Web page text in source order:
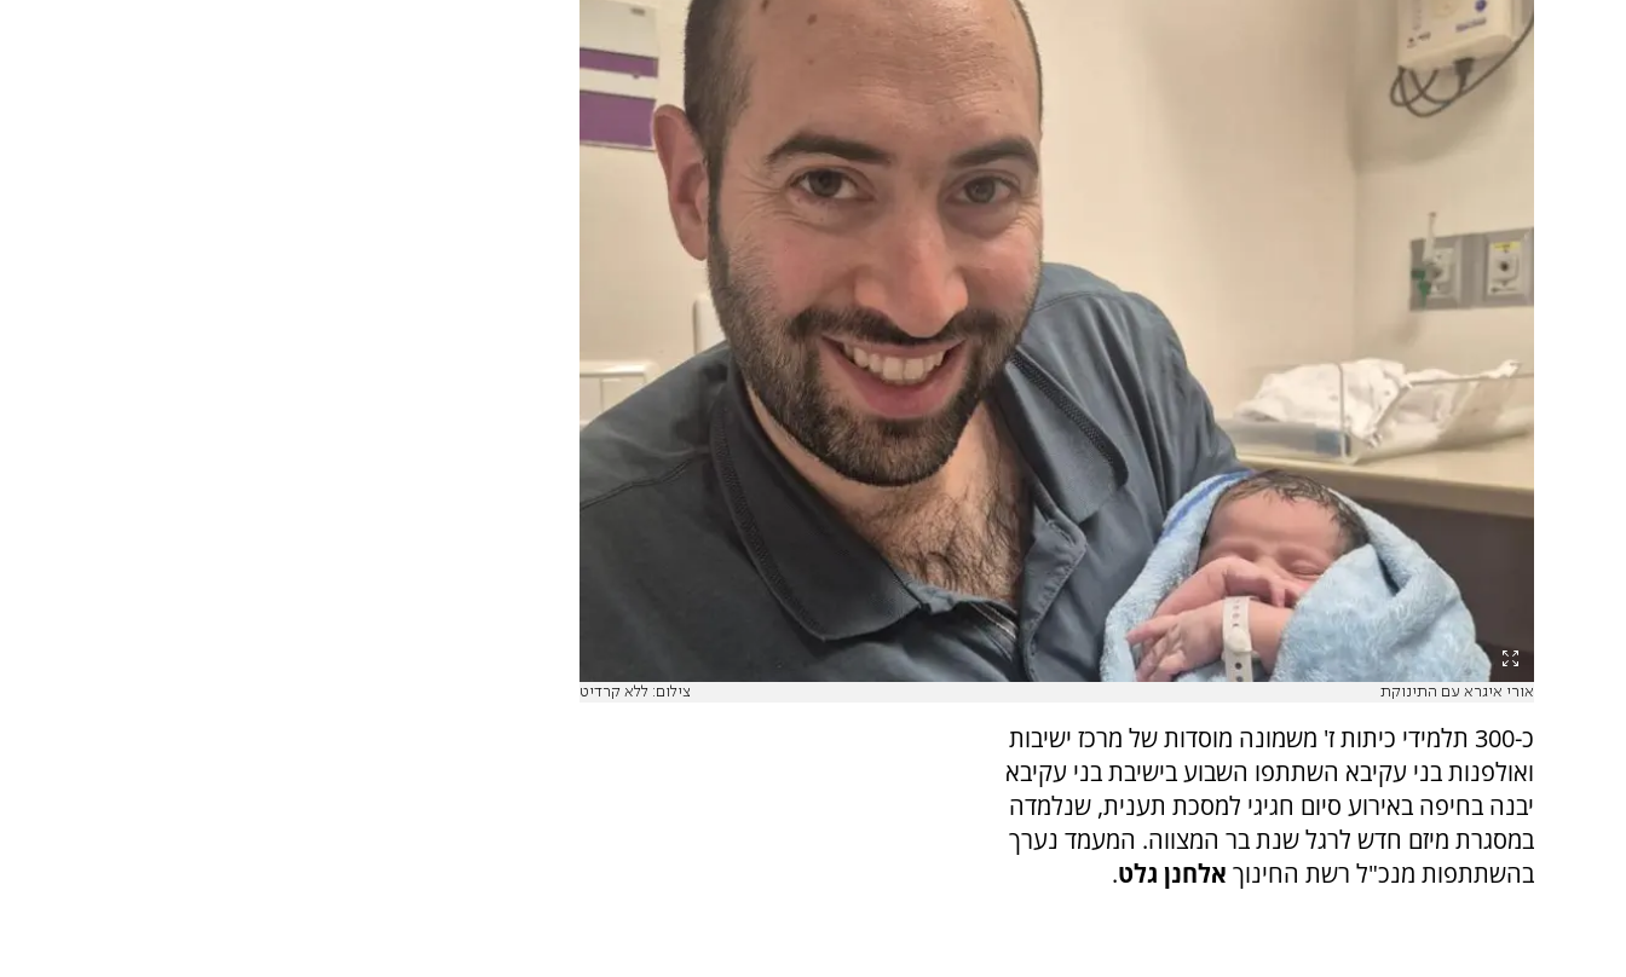
אורי איגרא עם התינוקת צילום: ללא קרדיט
כ-300 תלמידי כיתות ז' משמונה מוסדות של מרכז ישיבות
ואולפנות בני עקיבא השתתפו השבוע בישיבת בני עקיבא
יבנה בחיפה באירוע סיום חגיגי למסכת תענית, שנלמדה
במסגרת מיזם חדש לרגל שנת בר המצווה. המעמד נערך
בהשתתפות מנכ"ל רשת החינוך אלחנן גלט.